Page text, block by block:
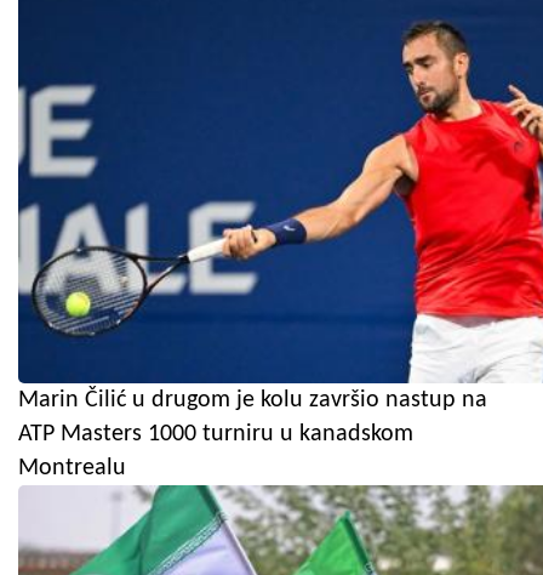
Marin Čilić u drugom je kolu završio nastup na
ATP Masters 1000 turniru u kanadskom
Montrealu